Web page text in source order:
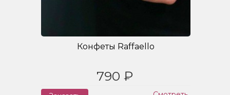
Конфеты Raffaello
790 ₽